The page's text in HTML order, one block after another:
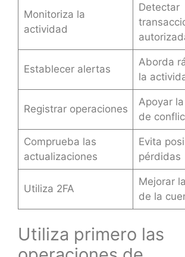
Monitoriza la
actividad
Detectar
Establecer alertas
Aborda
la
Registrar operaciones
Apoyar
de
Comprueba las
actualizaciones
Evita
pérdidas
Utiliza 2FA
Mejorar
de la
Utiliza primero las